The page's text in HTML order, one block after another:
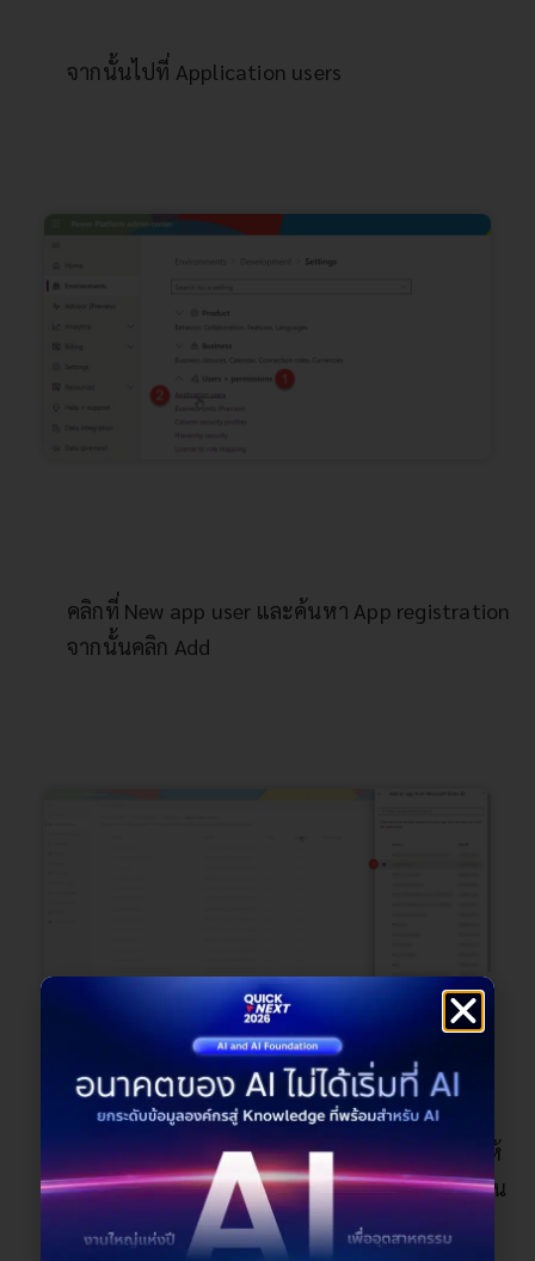
จากนั้นไปที่ Application users
คลิกที่ New app user และค้นหา App registration
จากนั้นคลิก Add
อย่าลืมเพิ่ม Business unit และ Security roles ให้
กับ App ของคุณ (คิดว่า App ของคุณเปรียบเสมือน
User คนหนึ่ง ดังนั้นต้องได้รับสิทธิ์ในการเข้าถึง